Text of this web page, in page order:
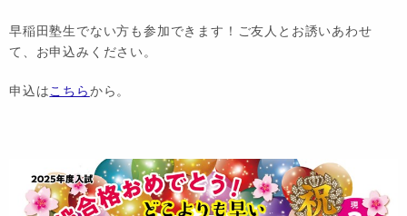
早稲田塾生でない方も参加できます！ご友人とお誘いあわせ
て、お申込みください。
申込はこちらから。